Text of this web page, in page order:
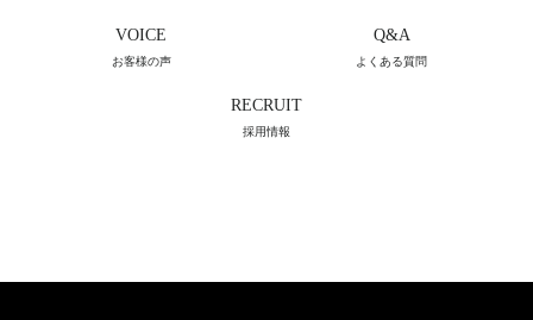
VOICE
お客様の声
Q&A
よくある質問
RECRUIT
採用情報